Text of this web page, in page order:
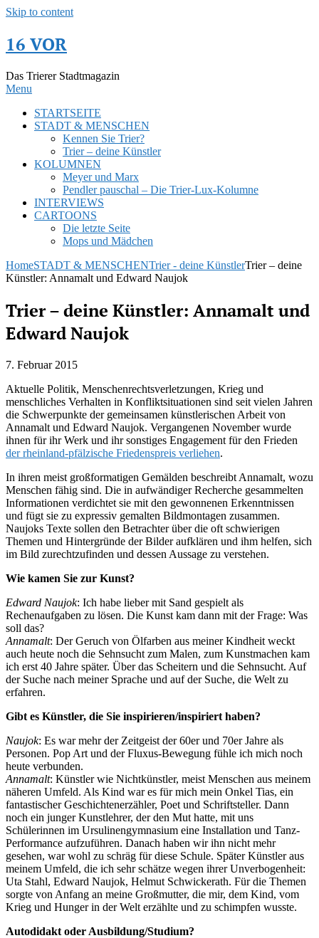
Skip to content
16 VOR
Das Trierer Stadtmagazin
Menu
STARTSEITE
STADT & MENSCHEN
Kennen Sie Trier?
Trier – deine Künstler
KOLUMNEN
Meyer und Marx
Pendler pauschal – Die Trier-Lux-Kolumne
INTERVIEWS
CARTOONS
Die letzte Seite
Mops und Mädchen
HomeSTADT & MENSCHENTrier - deine KünstlerTrier – deine
Künstler: Annamalt und Edward Naujok
Trier – deine Künstler: Annamalt und
Edward Naujok
7. Februar 2015
Aktuelle Politik, Menschenrechtsverletzungen, Krieg und
menschliches Verhalten in Konfliktsituationen sind seit vielen Jahren
die Schwerpunkte der gemeinsamen künstlerischen Arbeit von
Annamalt und Edward Naujok. Vergangenen November wurde
ihnen für ihr Werk und ihr sonstiges Engagement für den Frieden
der rheinland-pfälzische Friedenspreis verliehen.
In ihren meist großformatigen Gemälden beschreibt Annamalt, wozu
Menschen fähig sind. Die in aufwändiger Recherche gesammelten
Informationen verdichtet sie mit den gewonnenen Erkenntnissen
und fügt sie zu expressiv gemalten Bildmontagen zusammen.
Naujoks Texte sollen den Betrachter über die oft schwierigen
Themen und Hintergründe der Bilder aufklären und ihm helfen, sich
im Bild zurechtzufinden und dessen Aussage zu verstehen.
Wie kamen Sie zur Kunst?
Edward Naujok: Ich habe lieber mit Sand gespielt als
Rechenaufgaben zu lösen. Die Kunst kam dann mit der Frage: Was
soll das?
Annamalt: Der Geruch von Ölfarben aus meiner Kindheit weckt
auch heute noch die Sehnsucht zum Malen, zum Kunstmachen kam
ich erst 40 Jahre später. Über das Scheitern und die Sehnsucht. Auf
der Suche nach meiner Sprache und auf der Suche, die Welt zu
erfahren.
Gibt es Künstler, die Sie inspirieren/inspiriert haben?
Naujok: Es war mehr der Zeitgeist der 60er und 70er Jahre als
Personen. Pop Art und der Fluxus-Bewegung fühle ich mich noch
heute verbunden.
Annamalt: Künstler wie Nichtkünstler, meist Menschen aus meinem
näheren Umfeld. Als Kind war es für mich mein Onkel Tias, ein
fantastischer Geschichtenerzähler, Poet und Schriftsteller. Dann
noch ein junger Kunstlehrer, der den Mut hatte, mit uns
Schülerinnen im Ursulinengymnasium eine Installation und Tanz-
Performance aufzuführen. Danach haben wir ihn nicht mehr
gesehen, war wohl zu schräg für diese Schule. Später Künstler aus
meinem Umfeld, die ich sehr schätze wegen ihrer Unverbogenheit:
Uta Stahl, Edward Naujok, Helmut Schwickerath. Für die Themen
sorgte von Anfang an meine Großmutter, die mir, dem Kind, vom
Krieg und Hunger in der Welt erzählte und zu schimpfen wusste.
Autodidakt oder Ausbildung/Studium?